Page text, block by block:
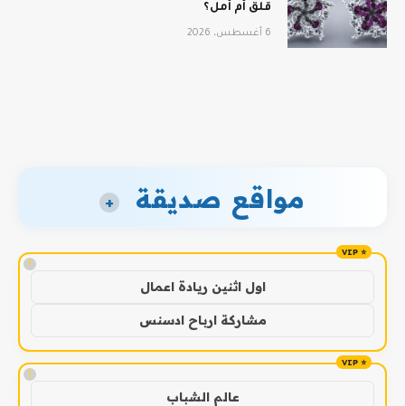
قلق أم أمل؟
6 أغسطس، 2026
مواقع صديقة +
!
اول اثنين ريادة اعمال
مشاركة ارباح ادسنس
!
عالم الشباب